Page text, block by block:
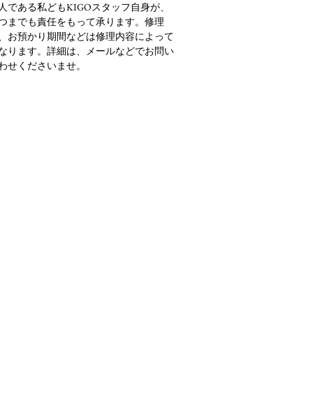
である私どもKIGOスタッフ自身が、
までも責任をもって承ります。修理
お預かり期間などは修理内容によって
ります。詳細は、メールなどでお問い
せくださいませ。